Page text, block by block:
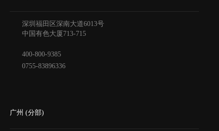
深圳福田区深南大道6013号
中国有色大厦713-715
400-800-9385
0755-83896336
广州 (分部)